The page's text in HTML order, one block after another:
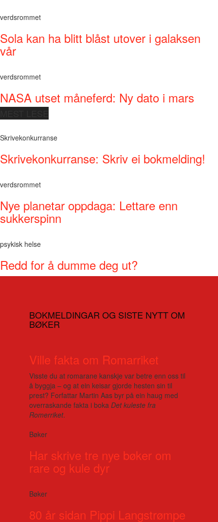
verdsrommet
Sola kan ha blitt blåst utover i galaksen
vår
verdsrommet
NASA utset måneferd: Ny dato i mars
Skrivekonkurranse
Skrivekonkurranse: Skriv ei bokmelding!
verdsrommet
Nye planetar oppdaga: Lettare enn
sukkerspinn
psykisk helse
Redd for å dumme deg ut?
BOKMELDINGAR OG SISTE NYTT OM
BØKER
Ville fakta om Romarriket
Visste du at romarane kanskje var betre enn oss til
å byggja – og at ein keisar gjorde hesten sin til
prest? Forfattar Martin Aas byr på ein haug med
overraskande fakta i boka Det kuleste fra
Romerriket.
Bøker
Har skrive tre nye bøker om
rare og kule dyr
Bøker
80 år sidan Pippi Langstrømpe